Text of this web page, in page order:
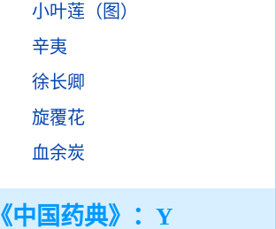
小叶莲（图）
辛夷
徐长卿
旋覆花
血余炭
《中国药典》：Y